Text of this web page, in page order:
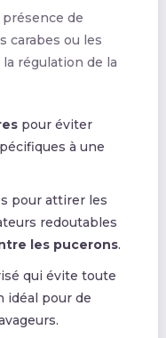
de
carabes ou les
régulation de la
pour éviter
à une
pour attirer les
redoutables
les pucerons.
qui évite toute
idéal pour de